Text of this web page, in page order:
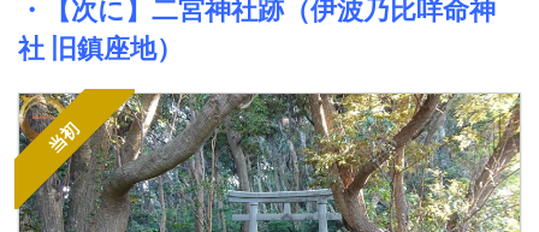
・【次に】 二宮神社跡（伊波乃比咩命神
社 旧鎮座地）
当初